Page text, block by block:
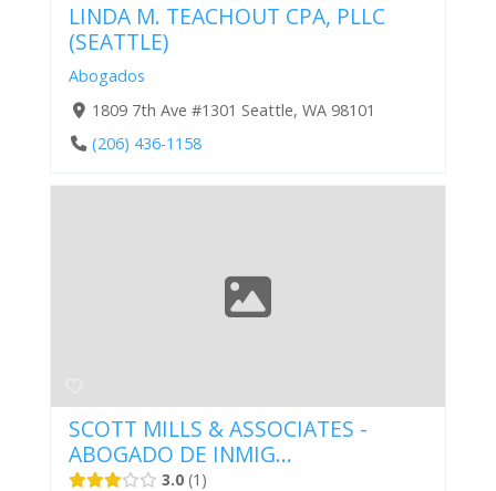
LINDA M. TEACHOUT CPA, PLLC
(SEATTLE)
Abogados
1809 7th Ave #1301 Seattle, WA 98101
(206) 436-1158
SCOTT MILLS & ASSOCIATES -
ABOGADO DE INMIG...
3.0 1